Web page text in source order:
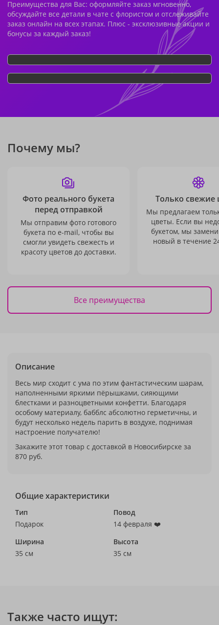
Преимущества для Вас: оформляйте заказ мгновенно,
обсуждайте все детали в чате с флористом и отслеживайте
заказ онлайн на всех этапах. Плюс - эксклюзивные акции и
бонусы за каждый заказ!
Почему мы?
Фото реального букета
перед отправкой
Мы отправим фото готового
букета по e-mail, чтобы вы
смогли увидеть свежесть и
красоту цветов до доставки.
Только свежие
Мы предлагаем
цветы. Если вы
букетом, мы
новый в течение
Все преимущества
Описание
Весь мир сходит с ума по этим фантастическим шарам,
наполненными яркими пёрышками, сияющими
блестками и разноцветными конфетти. Благодаря
особому материалу, бабблс абсолютно герметичны, и
будут несколько недель парить в воздухе, поднимая
настроение получателю!
Закажите этот товар с доставкой в Новосибирске за
870 руб.
Общие характеристики
Тип
Подарок
Повод
14 февраля ❤️
Ширина
35 см
Высота
35 см
Также часто ищут: